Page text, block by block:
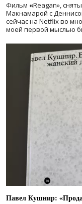
Фильм «Reagan»,
Макнамарой с
сейчас на Netflix во
моей первой мыслью
Павел Кушнир: